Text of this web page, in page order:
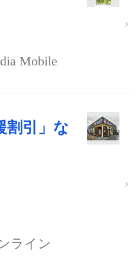
Mobile
割引」な
ライン